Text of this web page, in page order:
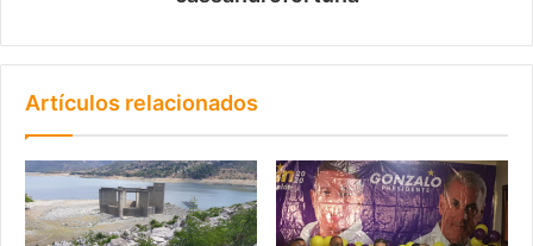
Artículos relacionados